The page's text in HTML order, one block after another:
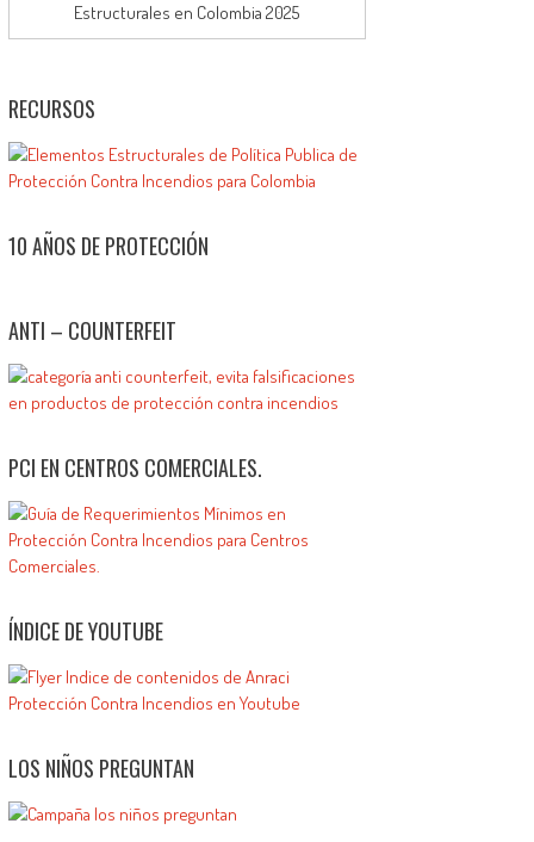
Estructurales en Colombia 2025
RECURSOS
10 AÑOS DE PROTECCIÓN
ANTI – COUNTERFEIT
PCI EN CENTROS COMERCIALES.
ÍNDICE DE YOUTUBE
LOS NIÑOS PREGUNTAN